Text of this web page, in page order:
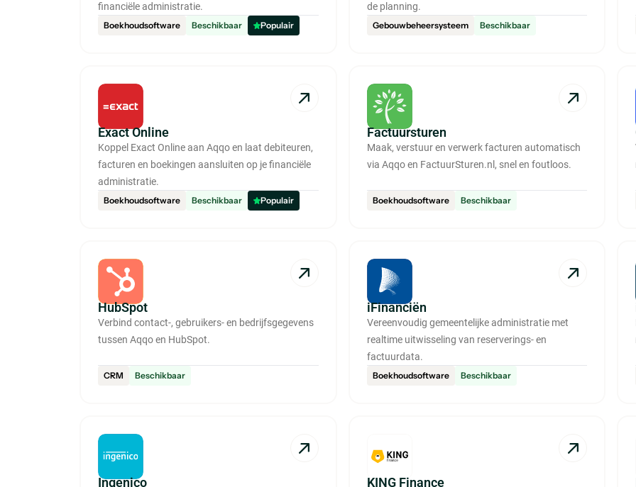
financiële administratie.
Boekhoudsoftware
Beschikbaar Populair
de planning.
Gebouwbeheersysteem
Beschikbaar
Exact Online
Koppel Exact Online aan Aqqo en laat debiteuren,
facturen en boekingen aansluiten op je financiële
administratie.
Boekhoudsoftware
Beschikbaar Populair
Factuursturen
Maak, verstuur en verwerk facturen automatisch
via Aqqo en FactuurSturen.nl, snel en foutloos.
Boekhoudsoftware Beschikbaar
HubSpot
Verbind contact-, gebruikers- en bedrijfsgegevens
tussen Aqqo en HubSpot.
CRM Beschikbaar
iFinanciën
Vereenvoudig gemeentelijke administratie met
realtime uitwisseling van reserverings- en
factuurdata.
Boekhoudsoftware
Beschikbaar
Ingenico KING Finance